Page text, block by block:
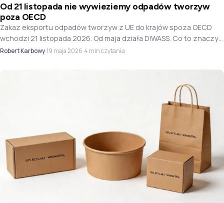
Od 21 listopada nie wywieziemy odpadów tworzyw
poza OECD
Zakaz eksportu odpadów tworzyw z UE do krajów spoza OECD
wchodzi 21 listopada 2026. Od maja działa DIWASS. Co to znaczy
dla firm i dla europejskich mocy przerobowych.
Robert Karbowy·19 maja 2026·4 min czytania